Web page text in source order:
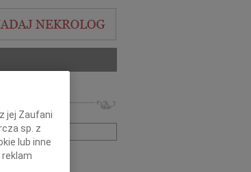
jej Zaufani
sp. z
lub inne